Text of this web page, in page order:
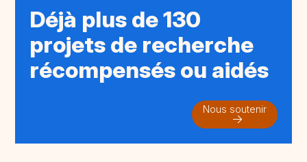
Déjà plus de 130
projets de recherche
récompensés ou aidés
Nous soutenir